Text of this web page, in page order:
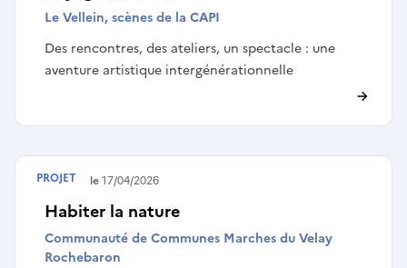
Le Vellein, scènes de la CAPI
Des rencontres, des ateliers, un spectacle : une
aventure artistique intergénérationnelle
Habiter la nature
Communauté de Communes Marches du Velay
Rochebaron
Terminé le17/04/2026
PROJET